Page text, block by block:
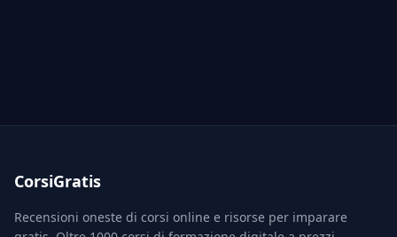
CorsiGratis
Recensioni oneste di corsi online e risorse per imparare